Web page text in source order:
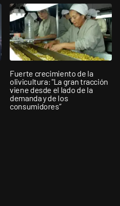
Fuerte crecimiento de la
olivicultura: "La gran tracción
viene desde el lado de la
demanda y de los
consumidores”